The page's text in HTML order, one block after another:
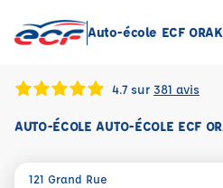
Auto-école ECF
4.7 sur 381 avis
AUTO-ÉCOLE AUTO-ÉCOLE ECF
121 Grand Rue